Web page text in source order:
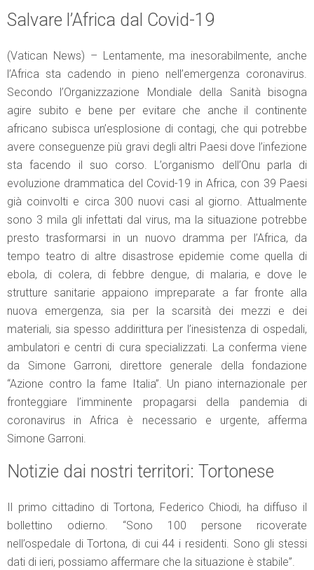
Salvare l’Africa dal Covid-19
(Vatican News) – Lentamente, ma inesorabilmente, anche
l’Africa sta cadendo in pieno nell’emergenza coronavirus.
Secondo l’Organizzazione Mondiale della Sanità bisogna
agire subito e bene per evitare che anche il continente
africano subisca un’esplosione di contagi, che qui potrebbe
avere conseguenze più gravi degli altri Paesi dove l’infezione
sta facendo il suo corso. L’organismo dell’Onu parla di
evoluzione drammatica del Covid-19 in Africa, con 39 Paesi
già coinvolti e circa 300 nuovi casi al giorno. Attualmente
sono 3 mila gli infettati dal virus, ma la situazione potrebbe
presto trasformarsi in un nuovo dramma per l’Africa, da
tempo teatro di altre disastrose epidemie come quella di
ebola, di colera, di febbre dengue, di malaria, e dove le
strutture sanitarie appaiono impreparate a far fronte alla
nuova emergenza, sia per la scarsità dei mezzi e dei
materiali, sia spesso addirittura per l’inesistenza di ospedali,
ambulatori e centri di cura specializzati. La conferma viene
da Simone Garroni, direttore generale della fondazione
“Azione contro la fame Italia”. Un piano internazionale per
fronteggiare l’imminente propagarsi della pandemia di
coronavirus in Africa è necessario e urgente, afferma
Simone Garroni.
Notizie dai nostri territori: Tortonese
Il primo cittadino di Tortona, Federico Chiodi, ha diffuso il
bollettino odierno. “Sono 100 persone ricoverate
nell’ospedale di Tortona, di cui 44 i residenti. Sono gli stessi
dati di ieri, possiamo affermare che la situazione è stabile”.